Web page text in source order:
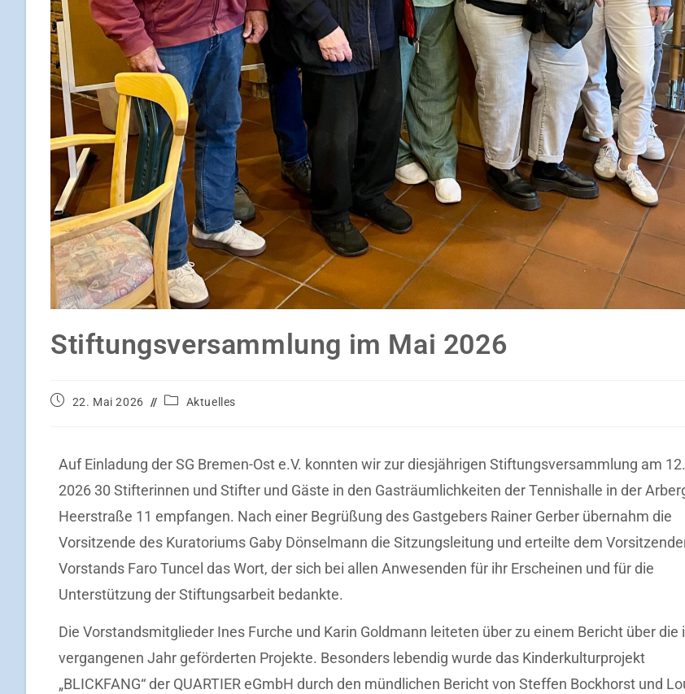
Stiftungsversammlung im Mai 2026
22. Mai 2026 Aktuelles
Auf Einladung der SG Bremen-Ost e.V. konnten wir zur diesjährigen Stiftungsversammlung am
2026 30 Stifterinnen und Stifter und Gäste in den Gasträumlichkeiten der Tennishalle in der
Heerstraße 11 empfangen. Nach einer Begrüßung des Gastgebers Rainer Gerber übernahm die
Vorsitzende des Kuratoriums Gaby Dönselmann die Sitzungsleitung und erteilte dem
Vorstands Faro Tuncel das Wort, der sich bei allen Anwesenden für ihr Erscheinen und für die
Unterstützung der Stiftungsarbeit bedankte.
Die Vorstandsmitglieder Ines Furche und Karin Goldmann leiteten über zu einem Bericht über die
vergangenen Jahr geförderten Projekte. Besonders lebendig wurde das Kinderkulturprojekt
„BLICKFANG“ der QUARTIER eGmbH durch den mündlichen Bericht von Steffen Bockhorst und